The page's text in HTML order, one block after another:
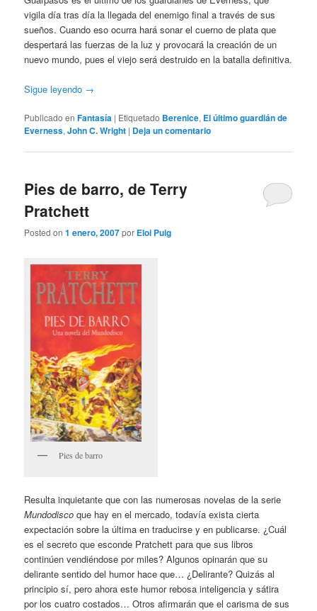
vigila día tras día la llegada del enemigo final a través de sus
sueños. Cuando eso ocurra hará sonar el cuerno de plata que
despertará las fuerzas de la luz y provocará la creación de un
nuevo mundo, pues el viejo será destruido en la batalla definitiva.
Sigue leyendo →
Publicado en Fantasía | Etiquetado Berenice, El último guardián de
Everness,John C. Wright | Deja un comentario
Pies de barro, de Terry
Pratchett
Posted on1 enero, 2007por Eloi Puig
Pies de barro
Resulta inquietante que con las numerosas novelas de la serie
Mundodisco que hay en el mercado, todavía exista cierta
expectación sobre la última en traducirse y en publicarse. ¿Cuál
es el secreto que esconde Pratchett para que sus libros
continúen vendiéndose por miles? Algunos opinarán que su
delirante sentido del humor hace que… ¿Delirante? Quizás al
principio sí, pero ahora este humor rebosa inteligencia y sátira
por los cuatro costados… Otros afirmarán que el carisma de sus